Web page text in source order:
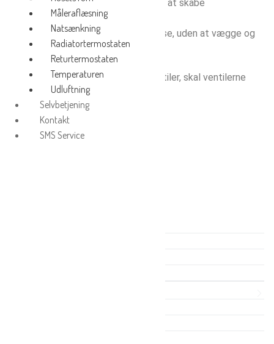
Den bedste måde at lufte ud på er at skabe
gennemtræk 5-7 minutter.
Det giver den ønskede luftfornyelse, uden at vægge og
møbler afkøles.
Er radiatorerne med termostatventiler, skal ventilerne
lukkes under udluftningen.
Måleraflæsning
Natsænkning
Radiatortermostaten
Returtermostaten
Temperaturen
Udluftning
Selvbetjening
Kontakt
SMS Service